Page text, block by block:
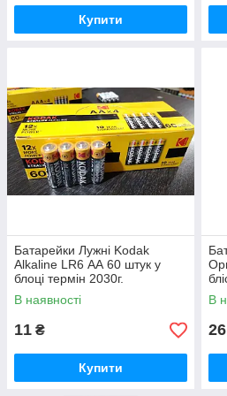
Купити
Батарейки Лужні Kodak
Alkaline LR6 АА 60 штук у
блоці термін 2030г.
В наявності
11 ₴
Купити
В
26